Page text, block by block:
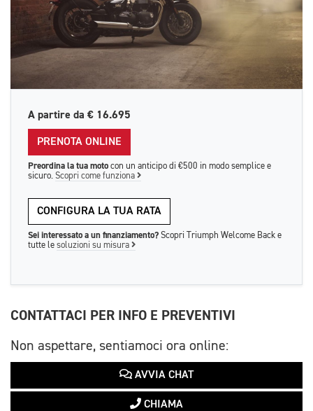
A partire da € 16.695
PRENOTA ONLINE
Preordina la tua moto con un anticipo di €500 in modo semplice e
sicuro. Scopri come funziona
CONFIGURA LA TUA RATA
Sei interessato a un finanziamento? Scopri Triumph Welcome Back e
tutte le soluzioni su misura
CONTATTACI PER INFO E PREVENTIVI
Non aspettare, sentiamoci ora online:
AVVIA CHAT
CHIAMA